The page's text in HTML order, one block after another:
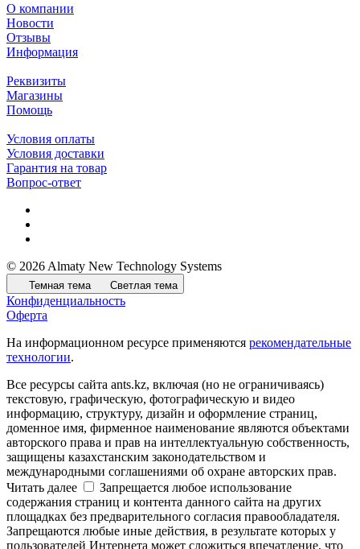
О компании
Новости
Отзывы
Информация
Реквизиты
Магазины
Помощь
Условия оплаты
Условия доставки
Гарантия на товар
Вопрос-ответ
© 2026 Almaty New Technology Systems
Темная тема Светлая тема
Конфиденциальность
Оферта
На информационном ресурсе применяются рекомендательные
технологии.
Все ресурсы сайта ants.kz, включая (но не ограничиваясь)
текстовую, графическую, фотографическую и видео
информацию, структуру, дизайн и оформление страниц,
доменное имя, фирменное наименование являются объектами
авторского права и прав на интеллектуальную собственность,
защищены казахстанским законодательством и
международными соглашениями об охране авторских прав.
Читать далее
Запрещается любое использование
содержания страниц и контента данного сайта на других
площадках без предварительного согласия правообладателя.
Запрещаются любые иные действия, в результате которых у
пользователей Интернета может сложиться впечатление, что